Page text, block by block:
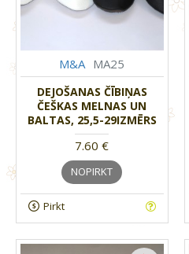
M&A MA25
DEJOŠANAS ČĪBIŅAS
ČEŠKAS MELNAS UN
BALTAS, 25,5-29IZMĒRS
7.60 €
NOPIRKT
Pirkt